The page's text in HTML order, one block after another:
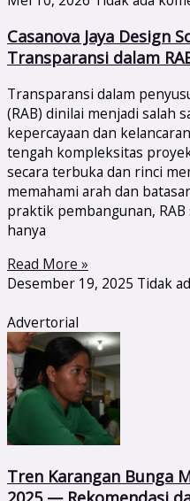
Casanova Jaya Design
Transparansi dalam
Transparansi dalam
(RAB) dinilai menjadi salah
kepercayaan dan
tengah kompleksitas
secara terbuka dan rinci
memahami arah dan
praktik pembangunan,
hanya
Read More »
Desember 19, 2025 Tidak
Advertorial
Tren Karangan Bunga